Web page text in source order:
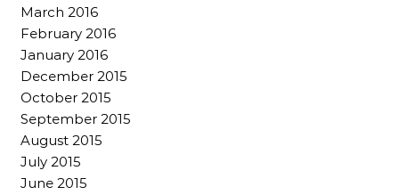
March 2016
February 2016
January 2016
December 2015
October 2015
September 2015
August 2015
July 2015
June 2015